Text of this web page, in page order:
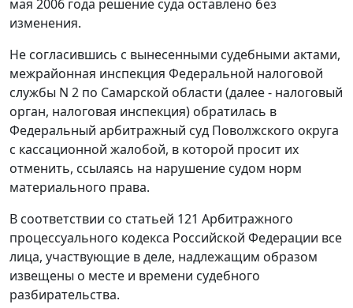
мая 2006 года решение суда оставлено без
изменения.
Не согласившись с вынесенными судебными актами,
межрайонная инспекция Федеральной налоговой
службы N 2 по Самарской области (далее - налоговый
орган, налоговая инспекция) обратилась в
Федеральный арбитражный суд Поволжского округа
с кассационной жалобой, в которой просит их
отменить, ссылаясь на нарушение судом норм
материального права.
В соответствии со статьей 121 Арбитражного
процессуального кодекса Российской Федерации все
лица, участвующие в деле, надлежащим образом
извещены о месте и времени судебного
разбирательства.